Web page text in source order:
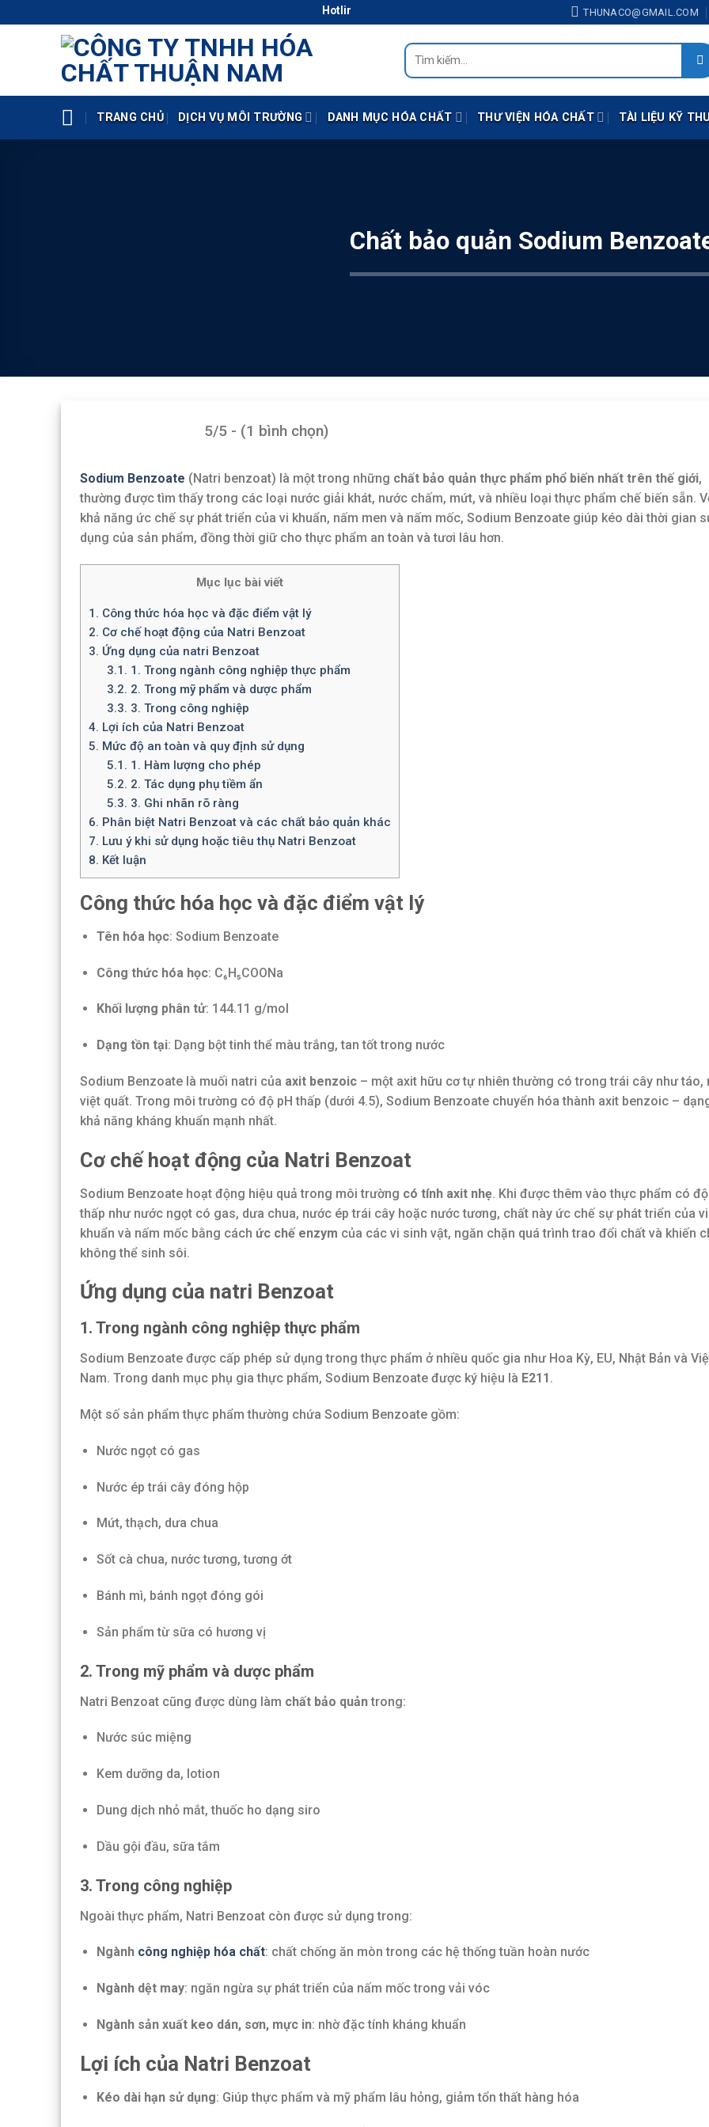
to
Hotline: 0938.414.118 (Zalo) - Mail: thunaco@gmail.com THUNACO@GMAIL.COM
Tìm
kiếm:
TRANG CHỦ DỊCH VỤ MÔI TRƯỜNG DANH MỤC HÓA CHẤT THƯ VIỆN HÓA CHẤT TÀI LIỆU KỸ
Chất bảo quản Sodium
5/5 - (1 bình chọn)
Sodium Benzoate (Natri benzoat) là một trong những chất bảo quản thực phẩm phổ biến nhất trên thế giới,
thường được tìm thấy trong các loại nước giải khát, nước chấm, mứt, và nhiều loại thực phẩm chế biến sẵn.
khả năng ức chế sự phát triển của vi khuẩn, nấm men và nấm mốc, Sodium Benzoate giúp kéo dài thời gian
dụng của sản phẩm, đồng thời giữ cho thực phẩm an toàn và tươi lâu hơn.
Mục lục bài viết
1. Công thức hóa học và đặc điểm vật lý
2. Cơ chế hoạt động của Natri Benzoat
3. Ứng dụng của natri Benzoat
3.1. 1. Trong ngành công nghiệp thực phẩm
3.2. 2. Trong mỹ phẩm và dược phẩm
3.3. 3. Trong công nghiệp
4. Lợi ích của Natri Benzoat
5. Mức độ an toàn và quy định sử dụng
5.1. 1. Hàm lượng cho phép
5.2. 2. Tác dụng phụ tiềm ẩn
5.3. 3. Ghi nhãn rõ ràng
6. Phân biệt Natri Benzoat và các chất bảo quản khác
7. Lưu ý khi sử dụng hoặc tiêu thụ Natri Benzoat
8. Kết luận
Công thức hóa học và đặc điểm vật lý
Tên hóa học: Sodium Benzoate
Công thức hóa học: C₆H₅COONa
Khối lượng phân tử: 144.11 g/mol
Dạng tồn tại: Dạng bột tinh thể màu trắng, tan tốt trong nước
Sodium Benzoate là muối natri của axit benzoic – một axit hữu cơ tự nhiên thường có trong trái cây như táo,
việt quất. Trong môi trường có độ pH thấp (dưới 4.5), Sodium Benzoate chuyển hóa thành axit benzoic –
khả năng kháng khuẩn mạnh nhất.
Cơ chế hoạt động của Natri Benzoat
Sodium Benzoate hoạt động hiệu quả trong môi trường có tính axit nhẹ. Khi được thêm vào thực phẩm có
thấp như nước ngọt có gas, dưa chua, nước ép trái cây hoặc nước tương, chất này ức chế sự phát triển của vi
khuẩn và nấm mốc bằng cách ức chế enzym của các vi sinh vật, ngăn chặn quá trình trao đổi chất và khiến
không thể sinh sôi.
Ứng dụng của natri Benzoat
1. Trong ngành công nghiệp thực phẩm
Sodium Benzoate được cấp phép sử dụng trong thực phẩm ở nhiều quốc gia như Hoa Kỳ, EU, Nhật Bản và
Nam. Trong danh mục phụ gia thực phẩm, Sodium Benzoate được ký hiệu là E211 .
Một số sản phẩm thực phẩm thường chứa Sodium Benzoate gồm:
Nước ngọt có gas
Nước ép trái cây đóng hộp
Mứt, thạch, dưa chua
Sốt cà chua, nước tương, tương ớt
Bánh mì, bánh ngọt đóng gói
Sản phẩm từ sữa có hương vị
2. Trong mỹ phẩm và dược phẩm
Natri Benzoat cũng được dùng làm chất bảo quảntrong:
Nước súc miệng
Kem dưỡng da, lotion
Dung dịch nhỏ mắt, thuốc ho dạng siro
Dầu gội đầu, sữa tắm
3. Trong công nghiệp
Ngoài thực phẩm, Natri Benzoat còn được sử dụng trong:
Ngành công nghiệp hóa chất: chất chống ăn mòn trong các hệ thống tuần hoàn nước
Ngành dệt may: ngăn ngừa sự phát triển của nấm mốc trong vải vóc
Ngành sản xuất keo dán, sơn, mực in: nhờ đặc tính kháng khuẩn
Lợi ích của Natri Benzoat
Kéo dài hạn sử dụng: Giúp thực phẩm và mỹ phẩm lâu hỏng, giảm tổn thất hàng hóa